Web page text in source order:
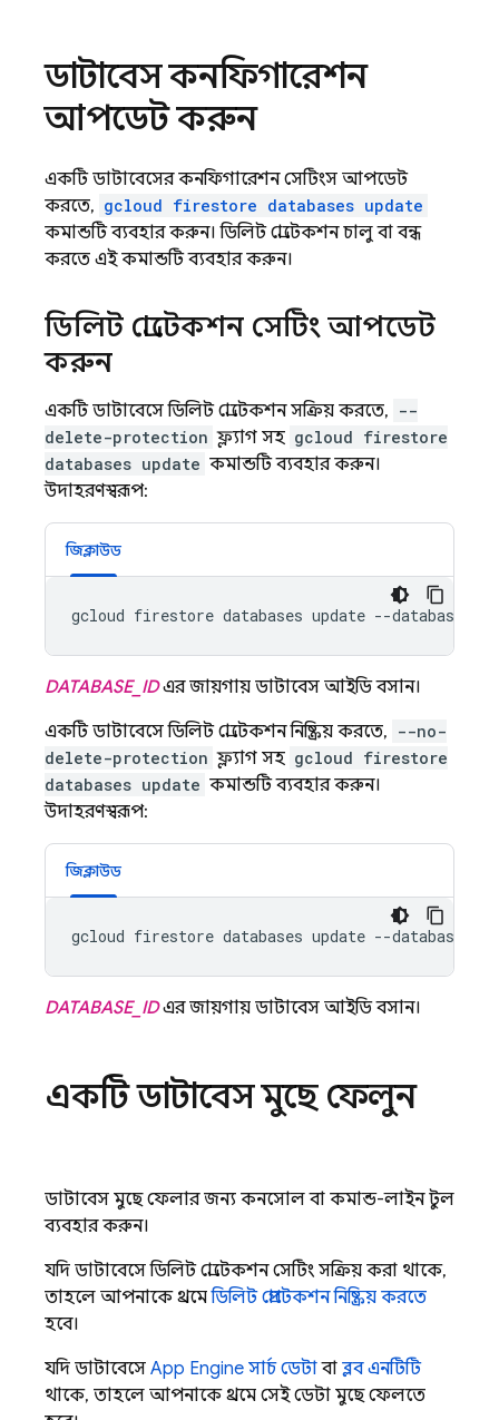
ডাটাবেস কনফিগারেশন
আপডেট করুন
একটি ডাটাবেসের কনফিগারেশন সেটিংস আপডেট
করতে, gcloud firestore databases update
কমান্ডটি ব্যবহার করুন। ডিলিট প্রোটেকশন চালু বা বন্ধ
করতে এই কমান্ডটি ব্যবহার করুন।
ডিলিট প্রোটেকশন সেটিং আপডেট
করুন
একটি ডাটাবেসে ডিলিট প্রোটেকশন সক্রিয় করতে, --
delete-protection ফ্ল্যাগ সহ gcloud firestore
databases update কমান্ডটি ব্যবহার করুন।
উদাহরণস্বরূপ:
জিক্লাউড
gcloud firestore databases update --database=
DATABASE_IDএর জায়গায় ডাটাবেস আইডি বসান।
একটি ডাটাবেসে ডিলিট প্রোটেকশন নিষ্ক্রিয় করতে, --no-
delete-protection ফ্ল্যাগ সহ gcloud firestore
databases update কমান্ডটি ব্যবহার করুন।
উদাহরণস্বরূপ:
জিক্লাউড
gcloud firestore databases update --database=
DATABASE_IDএর জায়গায় ডাটাবেস আইডি বসান।
একটি ডাটাবেস মুছে ফেলুন
ডাটাবেস মুছে ফেলার জন্য কনসোল বা কমান্ড-লাইন টুল
ব্যবহার করুন।
যদি ডাটাবেসে ডিলিট প্রোটেকশন সেটিং সক্রিয় করা থাকে,
তাহলে আপনাকে প্রথমেডিলিট প্রোটেকশন নিষ্ক্রিয় করতে
হবে।
যদি ডাটাবেসে App Engine সার্চ ডেটাবা ব্লব এনটিটি
থাকে, তাহলে আপনাকে প্রথমে সেই ডেটা মুছে ফেলতে